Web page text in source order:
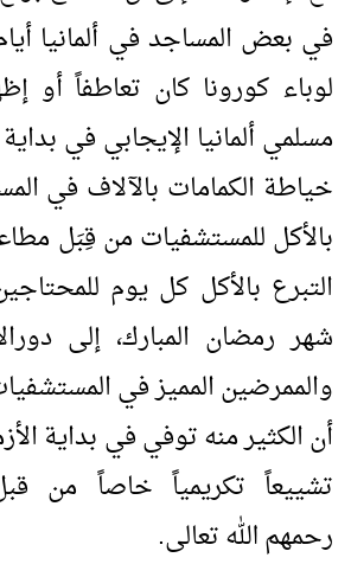
في بعض المساجد في ألمانيا
لوباء كورونا كان تعاطفاً أو
مسلمي ألمانيا الإيجابي في
خياطة الكمامات بالآلاف في
بالأكل للمستشفيات من قِبَل
التبرع بالأكل كل يوم
شهر رمضان المبارك، إلى
والممرضين المميز في
أن الكثير منه توفي في بداية
تشييعاً تكريمياً خاصاً من
رحمهم الله تعالى.